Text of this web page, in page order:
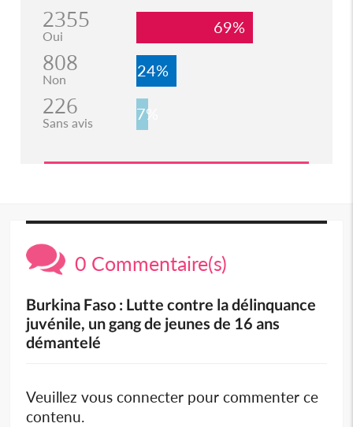
2355
Oui 69%
808
Non 24%
226
Sans avis 7%
0 Commentaire(s)
Burkina Faso : Lutte contre la délinquance
juvénile, un gang de jeunes de 16 ans
démantelé
Veuillez vous connecter pour commenter ce
contenu.